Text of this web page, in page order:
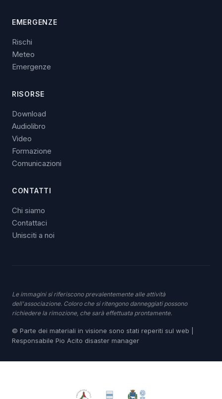
EMERGENZE
Rischi
Meteo
Emergenze
RISORSE
Download
Audiolibro
Video
Formazione
Comunicazioni
CONTATTI
Chi siamo
Contattaci
Unisciti a noi
Le immagini si riferiscono prevalentemente alle attività
dell'associazione. Coloro che si ritengono danneggiati possono
richiedere la rimozione, che sarà effettuata prontamente.
© Parte dei materiali in visione sono stati reperiti sul web |
Responsabile Pio Acito disaster manager